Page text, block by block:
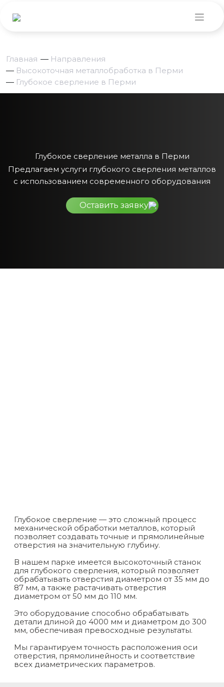
Главная — Направления
— Высокоточная металлобработка в Перми
— Глубокое сверление в Перми
Глубокое сверление металла в Перми
Предлагаем услуги глубокого сверления металлов
с использованием современного оборудования
Оставить заявку
Глубокое сверление — это сложный процесс
механической обработки металлов, который
позволяет создавать точные и прямолинейные
отверстия на значительную глубину.
В нашем парке имеется высокоточный станок
для глубокого сверления, который позволяет
обрабатывать отверстия диаметром от 35 мм до
87 мм, а также растачивать отверстия
диаметром от 50 мм до 110 мм.
Это оборудование способно обрабатывать
детали длиной до 4000 мм и диаметром до 300
мм, обеспечивая превосходные результаты.
Мы гарантируем точность расположения оси
отверстия, прямолинейность и соответствие
всех диаметрических параметров.